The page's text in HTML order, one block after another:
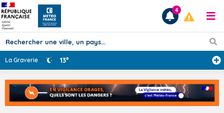
Prévisions
TOUS LES RÉSULTATS
4
La Graverie 13°